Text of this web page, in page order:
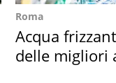
Roma
Acqua
delle migliori